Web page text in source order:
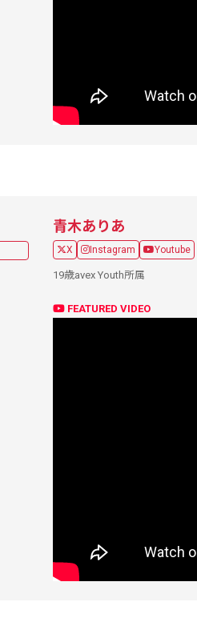
青木ありあ
X Instagram Youtube
19歳avex Youth所属
FEATURED VIDEO